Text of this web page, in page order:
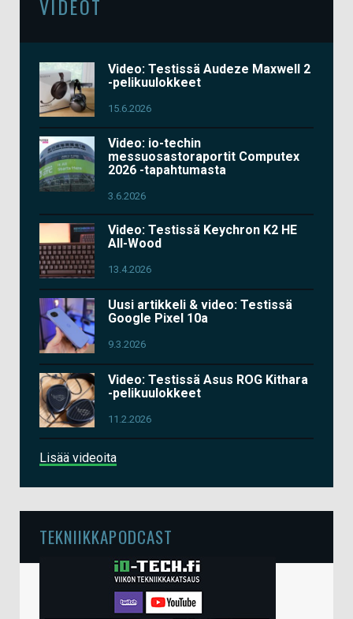
VIDEOT
Video: Testissä Audeze Maxwell 2
-pelikuulokkeet
15.6.2026
Video: io-techin
messuosastoraportit Computex
2026 -tapahtumasta
3.6.2026
Video: Testissä Keychron K2 HE
All-Wood
13.4.2026
Uusi artikkeli & video: Testissä
Google Pixel 10a
9.3.2026
Video: Testissä Asus ROG Kithara
-pelikuulokkeet
11.2.2026
Lisää videoita
TEKNIIKKAPODCAST